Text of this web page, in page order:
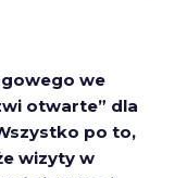
we
otwarte” dla
po to,
wizyty w